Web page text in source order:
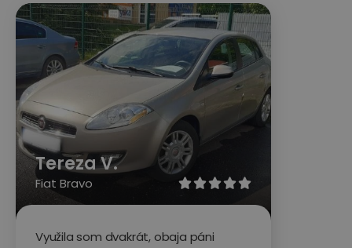

Tereza V.
Fiat Bravo
Využila som dvakrát, obaja páni